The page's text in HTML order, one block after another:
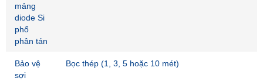
mảng
diode Si
phổ
phân tán
Bảo vệ
sợi
Bọc thép (1, 3, 5 hoặc 10 mét)